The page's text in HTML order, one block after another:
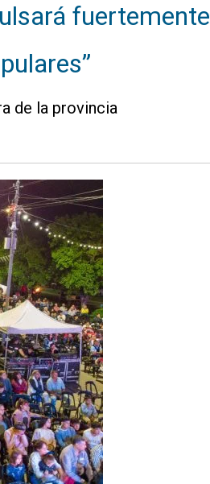
fuertemente
de la provincia